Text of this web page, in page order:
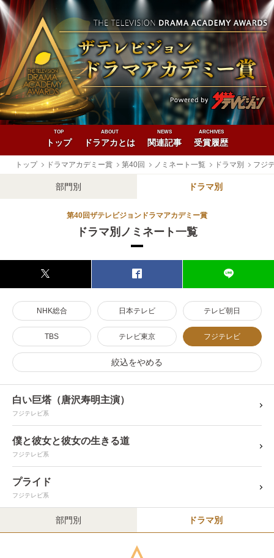
TOP
トップ
ABOUT
ドラアカとは
NEWS
関連記事
ARCHIVES
受賞履歴
トップ ドラマアカデミー賞 第40回 ノミネート一覧 ドラマ別 フジ
部門別 ドラマ別
第40回ザテレビジョンドラマアカデミー賞
ドラマ別ノミネート一覧
NHK総合 日本テレビ テレビ朝日
TBS テレビ東京 フジテレビ
絞込をやめる
白い巨塔（唐沢寿明主演）
フジテレビ系
僕と彼女と彼女の生きる道
フジテレビ系
プライド
フジテレビ系
部門別 ドラマ別